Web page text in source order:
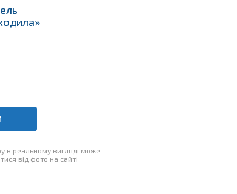
в реальному вигляді може
від фото на сайті